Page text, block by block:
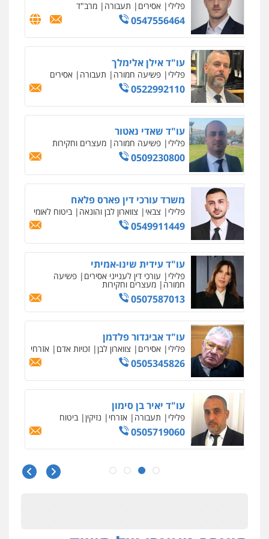
פלילי אסירים תעבורה מרב"ד
0547556464
עו"ד אילן אלימלך
פלילי פשיעה חמורה תעבורה אסירים
0522992110
עו"ד שאדי נאטור
פלילי פשיעה חמורה מעצרים וחקירות
0509230800
משרד עורכי דין פארס פלאח
פלילי צבאי צווארון לבן והונאה ביטוח לאומי
0549911449
עו"ד עידית שינו-אמיתי
פלילי עורכי דין לענייני אסירים פשיעה
חמורה מעצרים וחקירות
0507587013
עו"ד אביגדור פלדמן
פלילי אסירים צווארון לבן זכויות אדם אזרחי
0505345826
עו"ד יאיר בן סימון
פלילי תעבורה אזרחי נזיקין ביטוח
0505719060
עו"ד נס בן נתן